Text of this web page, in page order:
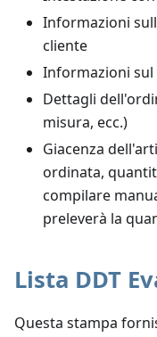
Informazioni
cliente
Informazioni
Dettagli
misura, ecc.)
Giacenza
ordinata,
compilare
preleverà la
Lista DDT
Questa stampa